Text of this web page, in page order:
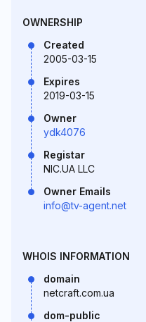
OWNERSHIP
Created
2005-03-15
Expires
2019-03-15
Owner
ydk4076
Registar
NIC.UA LLC
Owner Emails
info@tv-agent.net
WHOIS INFORMATION
domain
netcraft.com.ua
dom-public